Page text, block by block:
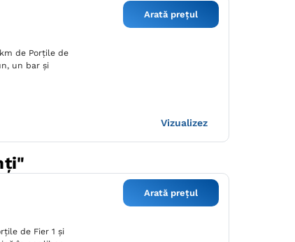
de Porţile de
un bar și
Arată prețul
Vizualizez
de Fier 1 și
Arată prețul